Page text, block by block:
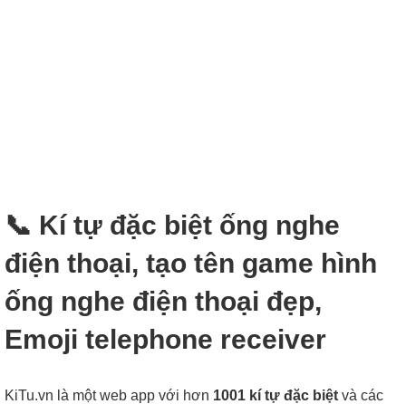
📞 Kí tự đặc biệt ống nghe
điện thoại, tạo tên game hình
ống nghe điện thoại đẹp,
Emoji telephone receiver
KiTu.vn là một web app với hơn 1001 kí tự đặc biệt và các